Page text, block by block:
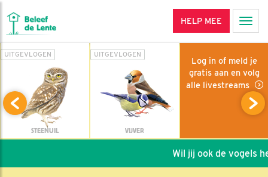
HELP MEE
UITGEVLOGEN
STEENUIL
UITGEVLOGEN
VIJVER
Log in of meld je
gratis aan en volg
alle livestreams
Wil jij ook de vogels